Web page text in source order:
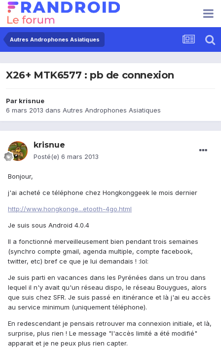
Autres Androphones Asiatiques
X26+ MTK6577 : pb de connexion
Par krisnue
6 mars 2013 dans Autres Androphones Asiatiques
krisnue
Posté(e) 6 mars 2013
Bonjour,
j'ai acheté ce téléphone chez Hongkonggeek le mois dernier
http://www.hongkonge...etooth-4go.html
Je suis sous Android 4.0.4
Il a fonctionné merveilleusement bien pendant trois semaines
(synchro compte gmail, agenda multiple, compte facebook,
twitter, etc) bref ce que je lui demandais ! :lol:
Je suis parti en vacances dans les Pyrénées dans un trou dans
lequel il n'y avait qu'un réseau dispo, le réseau Bouygues, alors
que suis chez SFR. Je suis passé en itinérance et là j'ai eu accès
au service minimum (uniquement téléphone).
En redescendant je pensais retrouver ma connexion initiale, et là,
surprise, plus rien ! Le message "l'accès limité a été modifié"
apparait et je ne peux plus rien capter.